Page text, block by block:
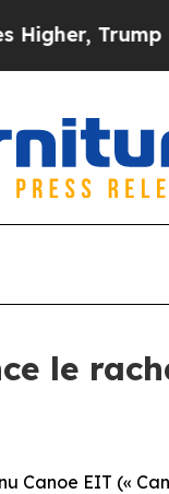
Gave
le
Canoe EIT («